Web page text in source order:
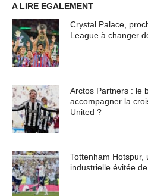
A LIRE EGALEMENT
Crystal Palace,
League à changer
Arctos Partners : le
accompagner la
United ?
Tottenham Hotspur,
industrielle évitée